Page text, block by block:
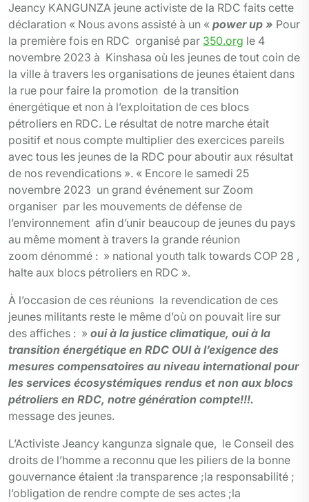
Jeancy KANGUNZA jeune activiste de la RDC faits cette
déclaration « Nous avons assisté à un « power up » Pour
la première fois en RDC organisé par 350.org le 4
novembre 2023 à Kinshasa où les jeunes de tout coin de
la ville à travers les organisations de jeunes étaient dans
la rue pour faire la promotion de la transition
énergétique et non à l’exploitation de ces blocs
pétroliers en RDC. Le résultat de notre marche était
positif et nous compte multiplier des exercices pareils
avec tous les jeunes de la RDC pour aboutir aux résultat
de nos revendications ». « Encore le samedi 25
novembre 2023 un grand événement sur Zoom
organiser par les mouvements de défense de
l’environnement afin d’unir beaucoup de jeunes du pays
au même moment à travers la grande réunion
zoom dénommé : » national youth talk towards COP 28 ,
halte aux blocs pétroliers en RDC ».
À l’occasion de ces réunions la revendication de ces
jeunes militants reste le même d’où on pouvait lire sur
des affiches : » oui à la justice climatique, oui à la
transition énergétique en RDC OUI à l’exigence des
mesures compensatoires au niveau international pour
les services écosystémiques rendus et non aux blocs
pétroliers en RDC, notre génération compte!!!.
message des jeunes.
L’Activiste Jeancy kangunza signale que, le Conseil des
droits de l’homme a reconnu que les piliers de la bonne
gouvernance étaient :la transparence ;la responsabilité ;
l’obligation de rendre compte de ses actes ;la